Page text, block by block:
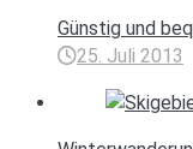
Günstig und
25. Juli 2013